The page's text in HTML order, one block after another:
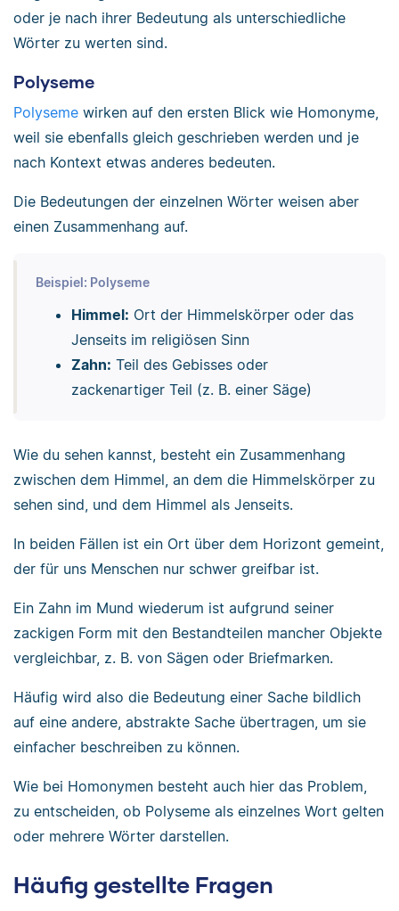
oder je nach ihrer Bedeutung als unterschiedliche
Wörter zu werten sind.
Polyseme
Polyseme wirken auf den ersten Blick wie Homonyme,
weil sie ebenfalls gleich geschrieben werden und je
nach Kontext etwas anderes bedeuten.
Die Bedeutungen der einzelnen Wörter weisen aber
einen Zusammenhang auf.
Beispiel: Polyseme
Himmel: Ort der Himmelskörper oder das
Jenseits im religiösen Sinn
Zahn: Teil des Gebisses oder
zackenartiger Teil (z. B. einer Säge)
Wie du sehen kannst, besteht ein Zusammenhang
zwischen dem Himmel, an dem die Himmelskörper zu
sehen sind, und dem Himmel als Jenseits.
In beiden Fällen ist ein Ort über dem Horizont gemeint,
der für uns Menschen nur schwer greifbar ist.
Ein Zahn im Mund wiederum ist aufgrund seiner
zackigen Form mit den Bestandteilen mancher Objekte
vergleichbar, z. B. von Sägen oder Briefmarken.
Häufig wird also die Bedeutung einer Sache bildlich
auf eine andere, abstrakte Sache übertragen, um sie
einfacher beschreiben zu können.
Wie bei Homonymen besteht auch hier das Problem,
zu entscheiden, ob Polyseme als einzelnes Wort gelten
oder mehrere Wörter darstellen.
Häufig gestellte Fragen